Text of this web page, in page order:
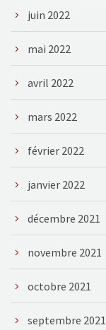
juin 2022
mai 2022
avril 2022
mars 2022
février 2022
janvier 2022
décembre 2021
novembre 2021
octobre 2021
septembre 2021